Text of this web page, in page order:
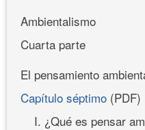
Ambientalismo
Cuarta parte
El pensamiento
Capítulo séptimo (PDF)
I. ¿Qué es pensar